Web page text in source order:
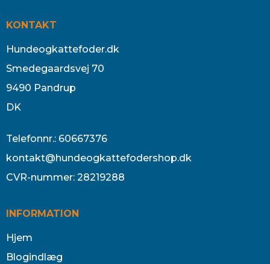
KONTAKT
Hundeogkattefoder.dk
Smedegaardsvej 70
9490 Pandrup
DK
Telefonnr.: 60667376
kontakt@hundeogkattefodershop.dk
CVR-nummer: 28219288
INFORMATION
Hjem
Blogindlæg